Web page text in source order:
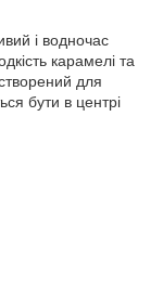
і водночас
карамелі та
для
бути в центрі